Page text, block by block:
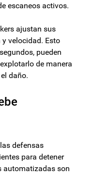
escaneos activos.
ajustan sus
velocidad. Esto
pueden
de manera
daño.
defensas
para detener
automatizadas son